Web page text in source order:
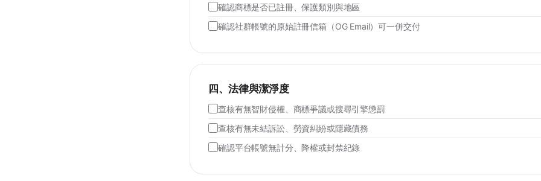
確認商標是否已註冊、保護類別與地區
確認社群帳號的原始註冊信箱（OG Email）可一併交付
四、法律與潔淨度
查核有無智財侵權、商標爭議或搜尋引擎懲罰
查核有無未結訴訟、勞資糾紛或隱藏債務
確認平台帳號無計分、降權或封禁紀錄